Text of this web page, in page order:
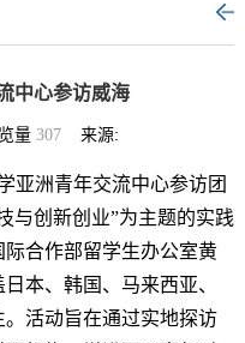
中心参访威海
量 307 来源:
洲青年交流中心参访团
与创新创业”为主题的实践
合作部留学生办公室黄
本、韩国、马来西亚、
活动旨在通过实地探访